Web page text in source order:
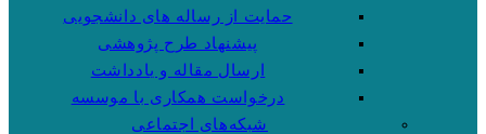
حمایت از رساله های دانشجویی
پیشنهاد طرح پژوهشی
ارسال مقاله و یادداشت
درخواست همکاری با موسسه
شبکه‌های اجتماعی